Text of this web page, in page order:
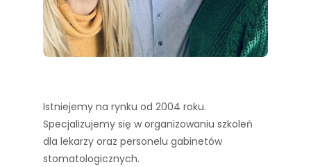
Istniejemy na rynku od 2004 roku.
Specjalizujemy się w organizowaniu szkoleń
dla lekarzy oraz personelu gabinetów
stomatologicznych.